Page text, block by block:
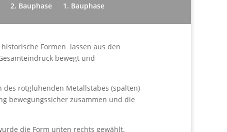
2. Bauphase 1. Bauphase
Formen lassen aus den
bewegt und
rotglühenden Metallstabes (spalten)
bewegungssicher zusammen und die
die Form unten rechts gewählt.